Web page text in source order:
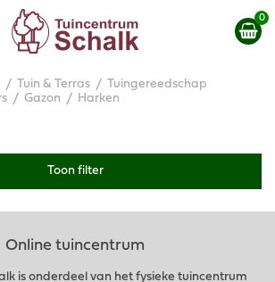
Tuin & Terras
Tuingereedschap
Gazon Harken
Toon filter
Online tuincentrum
is onderdeel van het fysieke tuincentrum